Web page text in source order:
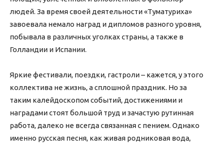
людей. За время своей деятельности «Туматуриха»
завоевала немало наград и дипломов разного уровня,
побывала в различных уголках страны, а также в
Голландии и Испании.
Яркие фестивали, поездки, гастроли – кажется, у этого
коллектива не жизнь, а сплошной праздник. Но за
таким калейдоскопом событий, достижениями и
наградами стоят большой труд и зачастую рутинная
работа, далеко не всегда связанная с пением. Однако
именно русская песня, как живая родниковая вода,